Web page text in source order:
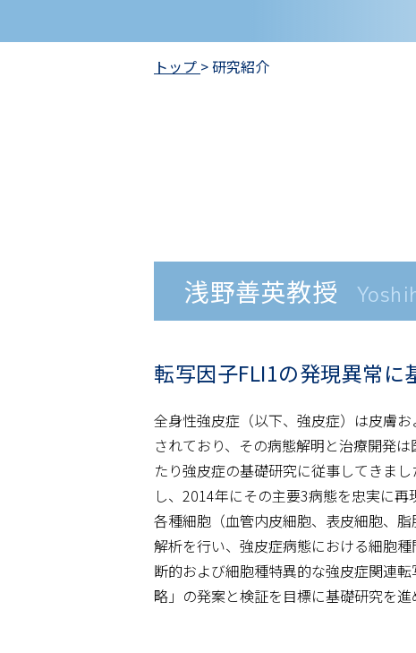
トップ >研究紹介
浅野善英教授
転写因子FLI1の発現異常
全身性強皮症（以下、強皮症）は皮膚
されており、その病態解明と治療開発
たり強皮症の基礎研究に従事してきま
し、2014年にその主要3病態を忠実に
各種細胞（血管内皮細胞、表皮細胞、
解析を行い、強皮症病態における細胞
断的および細胞種特異的な強皮症関連
略」の発案と検証を目標に基礎研究を進